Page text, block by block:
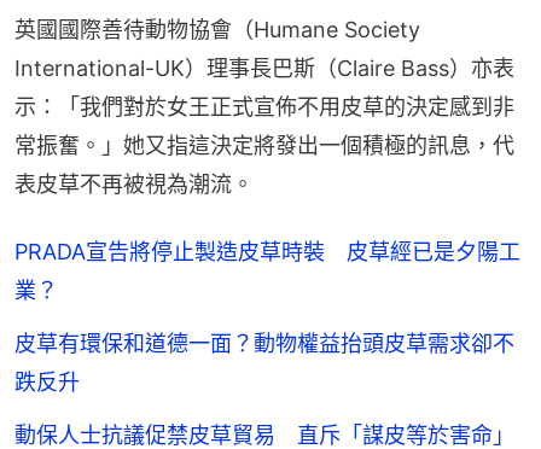
英國國際善待動物協會（Humane Society
International-UK）理事長巴斯（Claire Bass）亦表
示：「我們對於女王正式宣佈不用皮草的決定感到非
常振奮。」她又指這決定將發出一個積極的訊息，代
表皮草不再被視為潮流。
PRADA宣告將停止製造皮草時裝 皮草經已是夕陽工
業？
皮草有環保和道德一面？動物權益抬頭皮草需求卻不
跌反升
動保人士抗議促禁皮草貿易 直斥「謀皮等於害命」